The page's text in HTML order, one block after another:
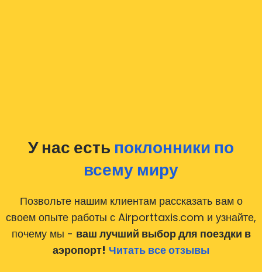
У нас есть поклонники по
всему миру
Позвольте нашим клиентам рассказать вам о
своем опыте работы с Airporttaxis.com и узнайте,
почему мы - ваш лучший выбор для поездки в
аэропорт! Читать все отзывы